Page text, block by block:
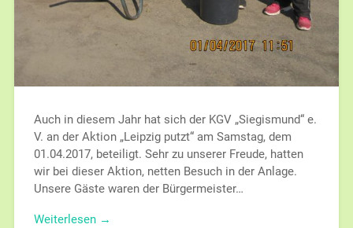
Auch in diesem Jahr hat sich der KGV „Siegismund“ e.
V. an der Aktion „Leipzig putzt“ am Samstag, dem
01.04.2017, beteiligt. Sehr zu unserer Freude, hatten
wir bei dieser Aktion, netten Besuch in der Anlage.
Unsere Gäste waren der Bürgermeister…
Weiterlesen →